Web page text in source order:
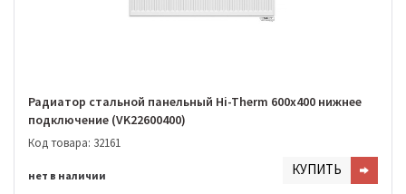
Радиатор стальной панельный Hi-Therm 600х400 нижнее
подключение (VK22600400)
Код товара: 32161
нет в наличии КУПИТЬ